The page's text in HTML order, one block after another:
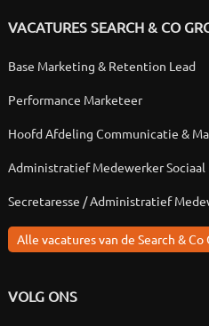
VACATURES SEARCH & CO
Base Marketing & Retention Lead
Performance Marketeer
Hoofd Afdeling Communicatie &
Administratief Medewerker Sociaal
Secretaresse / Administratief
Alle vacatures van de Search & Co
VOLG ONS